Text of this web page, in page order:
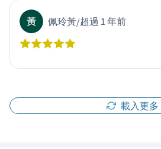
佩玲黃/超過 1 年前
載入更多